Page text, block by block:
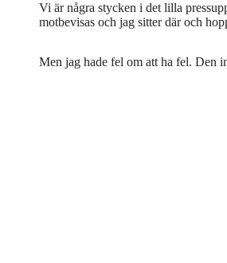
Vi är några stycken i det lilla
motbevisas och jag sitter där och
Men jag hade fel om att ha fel. Den